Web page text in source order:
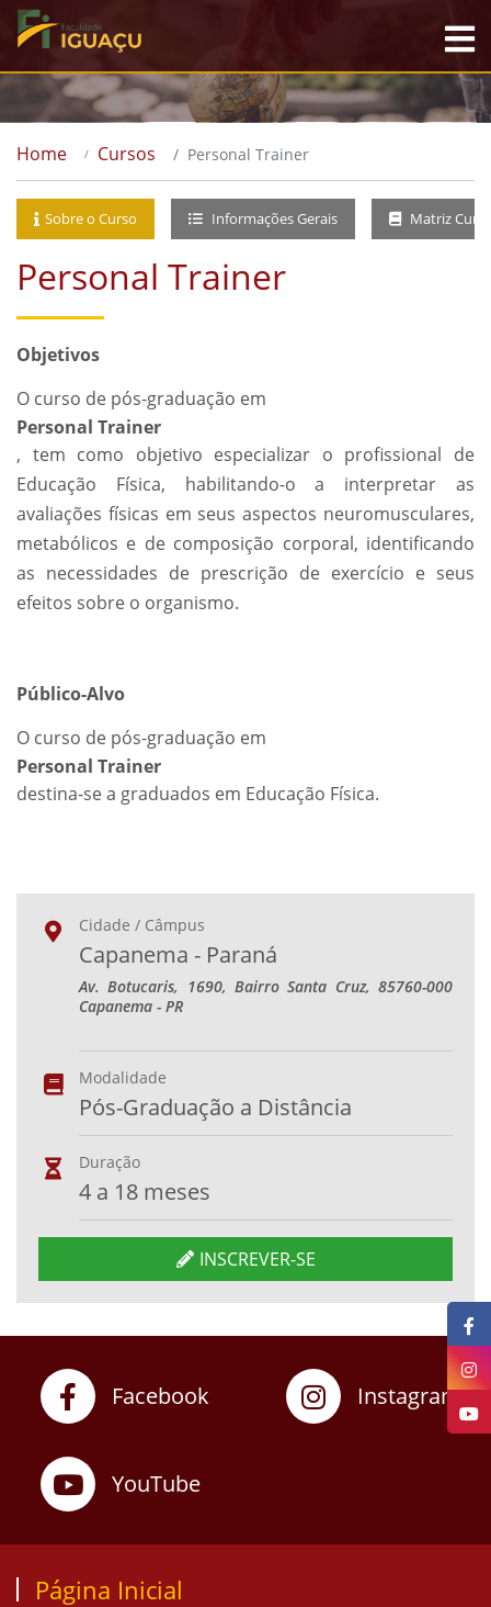
Home Cursos Personal Trainer
Sobre o Curso Informações Gerais Matriz
Personal Trainer
Objetivos
O curso de pós-graduação em
Personal Trainer
, tem como objetivo especializar o profissional de
Educação Física, habilitando-o a interpretar as
avaliações físicas em seus aspectos neuromusculares,
metabólicos e de composição corporal, identificando
as necessidades de prescrição de exercício e seus
efeitos sobre o organismo.
Público-Alvo
O curso de pós-graduação em
Personal Trainer
destina-se a graduados em Educação Física.
Cidade / Câmpus
Capanema - Paraná
Av. Botucaris, 1690, Bairro Santa Cruz, 85760-000
Capanema - PR
Modalidade
Pós-Graduação a Distância
Duração
4 a 18 meses
INSCREVER-SE
Facebook Instagram
YouTube
Página Inicial